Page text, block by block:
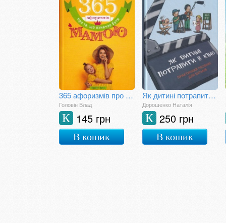
365 афоризмів про те, що означає бути мамою
Головін Влад
145 грн
К
В кошик
Як дитині потрапити в кіно. Практичний посібник для батьків
Дорошенко Наталія
250 грн
К
В кошик